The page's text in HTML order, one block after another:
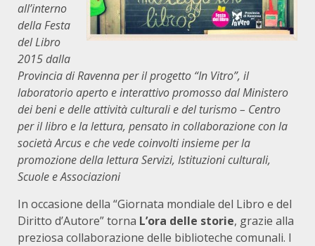
all’interno
della Festa
del Libro
2015 dalla
Provincia di Ravenna per il progetto “In Vitro”, il
laboratorio aperto e interattivo promosso dal Ministero
dei beni e delle attività culturali e del turismo – Centro
per il libro e la lettura, pensato in collaborazione con la
società Arcus e che vede coinvolti insieme per la
promozione della lettura Servizi, Istituzioni culturali,
Scuole e Associazioni
In occasione della “Giornata mondiale del Libro e del
Diritto d’Autore” torna L’ora delle storie, grazie alla
preziosa collaborazione delle biblioteche comunali. I